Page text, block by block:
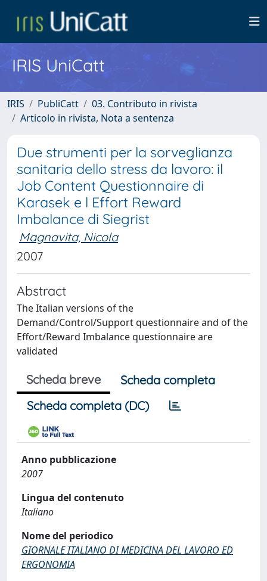
IRIS UniCatt
IRIS PubliCatt
03. Contributo in rivista
Articolo in rivista, Nota a sentenza
Due strumenti per la sorveglianza
sanitaria dello stress da lavoro: il
Job Content Questionnaire di
Karasek e l Effort Reward
Imbalance di Siegrist
Magnavita, Nicola
2007
Abstract
The Italian versions of the
Demand/Control/Support questionnaire and of the
Effort/Reward Imbalance questionnaire are
validated
Scheda breve
Scheda completa
Scheda completa (DC)
Anno pubblicazione
2007
Lingua del contenuto
Italiano
Nome del periodico
GIORNALE ITALIANO DI MEDICINA DEL LAVORO ED
ERGONOMIA